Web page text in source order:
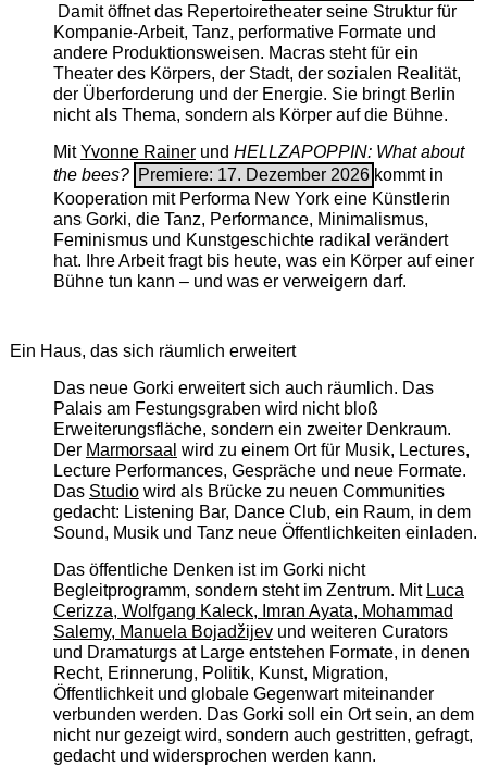
Damit öffnet das Repertoiretheater seine Struktur für
Kompanie-Arbeit, Tanz, performative Formate und
andere Produktionsweisen. Macras steht für ein
Theater des Körpers, der Stadt, der sozialen Realität,
der Überforderung und der Energie. Sie bringt Berlin
nicht als Thema, sondern als Körper auf die Bühne.
MitYvonne Rainerund HELLZAPOPPIN: What about
the bees? Premiere: 17. Dezember 2026 kommt in
Kooperation mit Performa New York eine Künstlerin
ans Gorki, die Tanz, Performance, Minimalismus,
Feminismus und Kunstgeschichte radikal verändert
hat. Ihre Arbeit fragt bis heute, was ein Körper auf einer
Bühne tun kann – und was er verweigern darf.
Ein Haus, das sich räumlich erweitert
Das neue Gorki erweitert sich auch räumlich. Das
Palais am Festungsgraben wird nicht bloß
Erweiterungsfläche, sondern ein zweiter Denkraum.
Der Marmorsaal wird zu einem Ort für Musik, Lectures,
Lecture Performances, Gespräche und neue Formate.
Das Studiowird als Brücke zu neuen Communities
gedacht: Listening Bar, Dance Club, ein Raum, in dem
Sound, Musik und Tanz neue Öffentlichkeiten einladen.
Das öffentliche Denken ist im Gorki nicht
Begleitprogramm, sondern steht im Zentrum. Mit Luca
Cerizza, Wolfgang Kaleck, Imran Ayata, Mohammad
Salemy, Manuela Bojadžijevund weiteren Curators
und Dramaturgs at Large entstehen Formate, in denen
Recht, Erinnerung, Politik, Kunst, Migration,
Öffentlichkeit und globale Gegenwart miteinander
verbunden werden. Das Gorki soll ein Ort sein, an dem
nicht nur gezeigt wird, sondern auch gestritten, gefragt,
gedacht und widersprochen werden kann.